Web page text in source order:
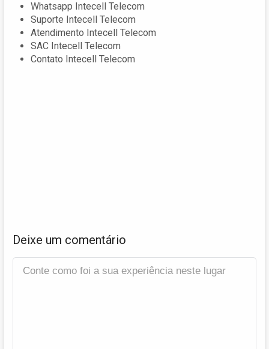
Whatsapp Intecell Telecom
Suporte Intecell Telecom
Atendimento Intecell Telecom
SAC Intecell Telecom
Contato Intecell Telecom
Deixe um comentário